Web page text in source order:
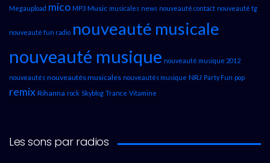
Megaupload mico MP3 Music musicales news nouveauté contact nouveauté fg
nouveauté fun radio nouveauté musicale
nouveauté musique nouveauté musique 2012
nouveautés nouveautés musicales nouveautés musique NRJ Party Fun pop
remix Rihanna rock Skyblog Trance Vitamine
Les sons par radios